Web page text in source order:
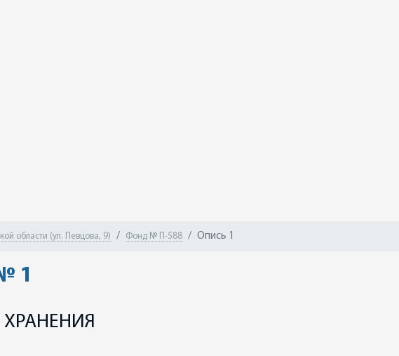
области (ул. Певцова, 9) Фонд № П-588 Опись 1
1